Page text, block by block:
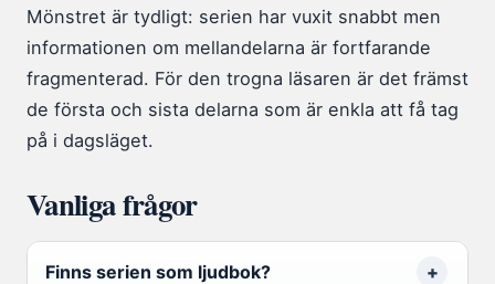
Mönstret är tydligt: serien har vuxit snabbt men
informationen om mellandelarna är fortfarande
fragmenterad. För den trogna läsaren är det främst
de första och sista delarna som är enkla att få tag
på i dagsläget.
Vanliga frågor
Finns serien som ljudbok?